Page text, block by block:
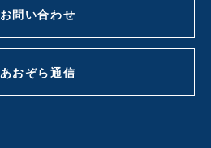
お問い合わせ
あおぞら通信